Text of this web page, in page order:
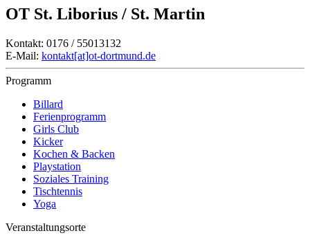
OT St. Liborius / St. Martin
Kontakt: 0176 / 55013132
E-Mail: kontakt[at]ot-dortmund.de
Programm
Billard
Ferienprogramm
Girls Club
Kicker
Kochen & Backen
Playstation
Soziales Training
Tischtennis
Yoga
Veranstaltungsorte